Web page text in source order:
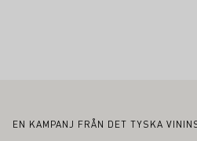
Sidfot
EN KAMPANJ FRÅN DET TYSKA